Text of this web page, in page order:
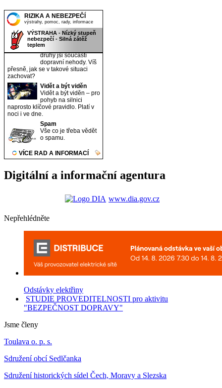
Digitální a informační agentura
www.dia.gov.cz
Nepřehlédněte
Odstávky elektřiny
STUDIE PROVEDITELNOSTI pro aktivitu
"BEZPEČNOST DOPRAVY"
Jsme členy
Toulava o. p. s.
Sdružení obcí Sedlčanka
Sdružení historických sídel Čech, Moravy a Slezska